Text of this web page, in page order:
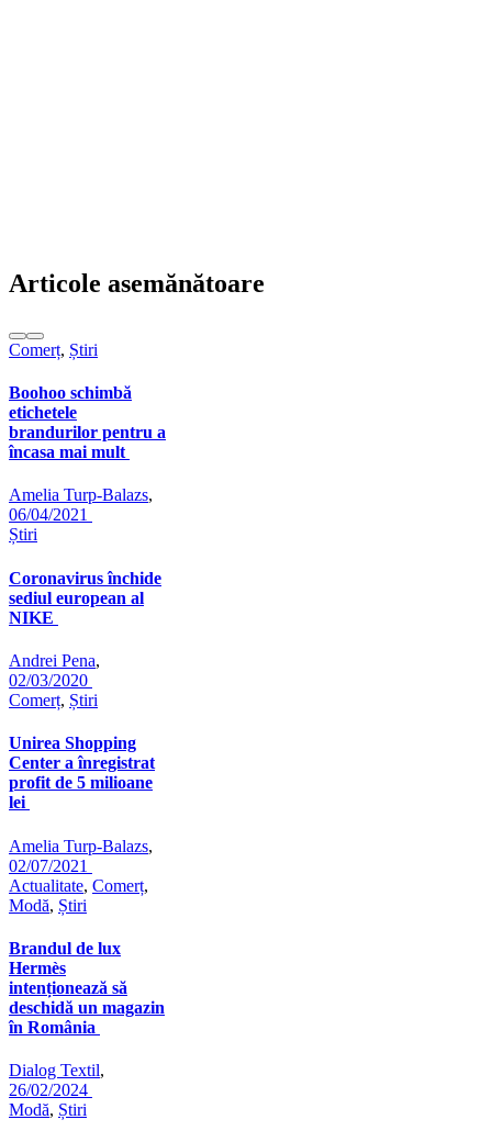
Articole asemănătoare
Comerț, Știri
Boohoo schimbă
etichetele
brandurilor pentru a
încasa mai mult
Amelia Turp-Balazs,
06/04/2021
Știri
Coronavirus închide
sediul european al
NIKE
Andrei Pena,
02/03/2020
Comerț, Știri
Unirea Shopping
Center a înregistrat
profit de 5 milioane
lei
Amelia Turp-Balazs,
02/07/2021
Actualitate, Comerț,
Modă, Știri
Brandul de lux
Hermès
intenționează să
deschidă un magazin
în România
Dialog Textil,
26/02/2024
Modă, Știri